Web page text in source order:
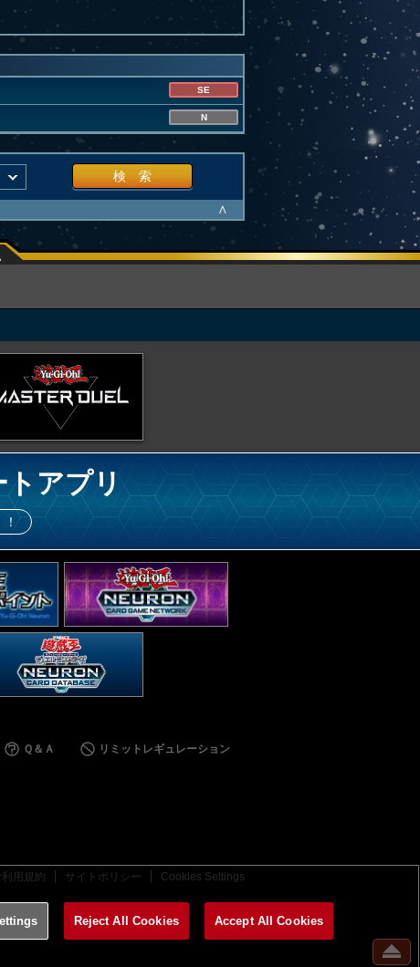
SE
N
検 索
∧
アプリ
Ｑ＆Ａ リミットレギュレーション
利用規約 サイトポリシー Cookies Settings
Reject All Cookies Accept All Cookies